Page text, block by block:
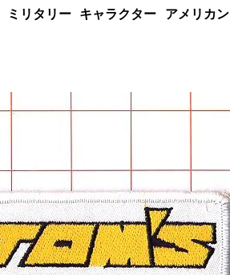
ミリタリー キャラクター アメリカン